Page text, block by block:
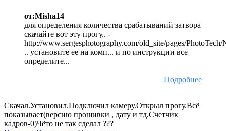
от:Misha14
для определения количества срабатываний затвора
скачайте вот эту прогу.. -
http://www.sergesphotography.com/old_site/pages/
.. установите ее на комп... и по инструкции все
определите...
Подробнее
Скачал.Установил.Подключил камеру.Открыл прогу.Всё
показывает(версию прошивки , дату и тд.Счетчик
кадров-0)Чёто не так сделал ???